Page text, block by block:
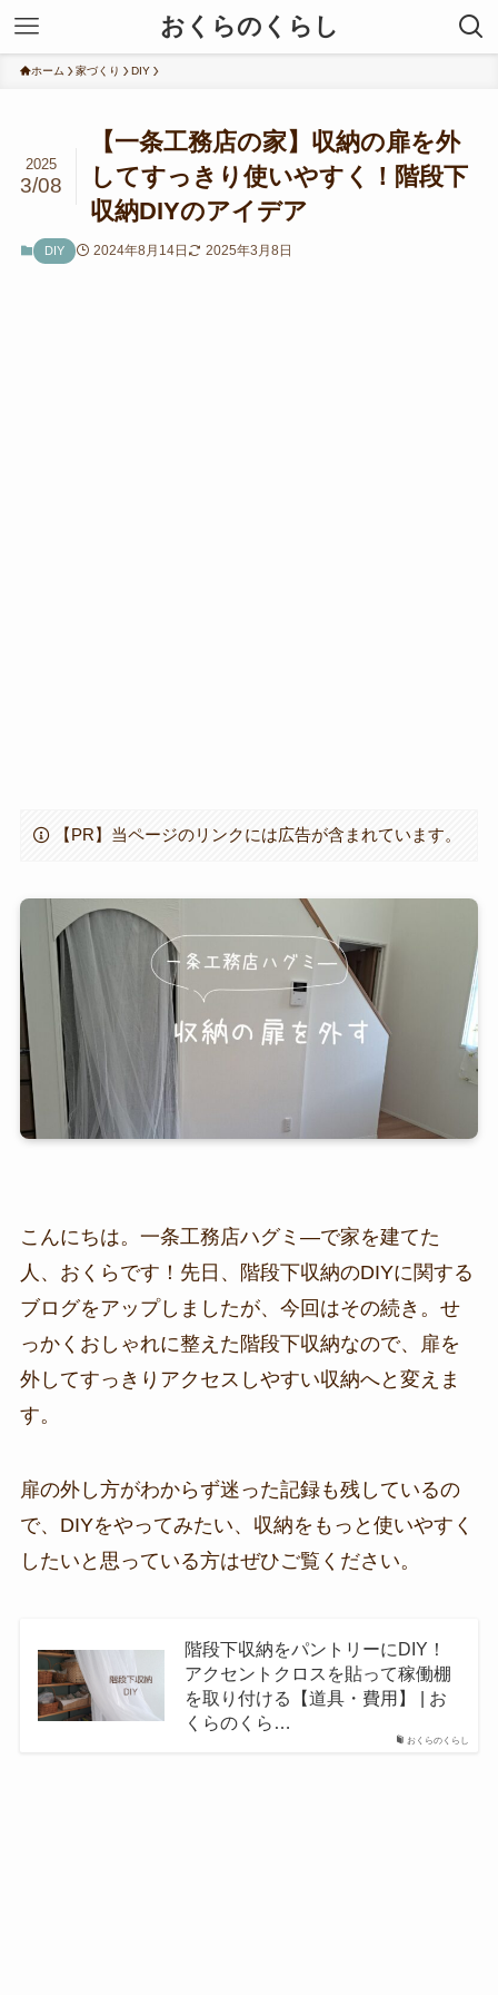
おくらのくらし
ホーム 家づくり DIY
【一条工務店の家】収納の扉を外
してすっきり使いやすく！階段下
収納DIYのアイデア
2025
3/08
DIY 2024年8月14日 2025年3月8日
【PR】当ページのリンクには広告が含まれています。
こんにちは。一条工務店ハグミ―で家を建てた
人、おくらです！先日、階段下収納のDIYに関する
ブログをアップしましたが、今回はその続き。せ
っかくおしゃれに整えた階段下収納なので、扉を
外してすっきりアクセスしやすい収納へと変えま
す。
扉の外し方がわからず迷った記録も残しているの
で、DIYをやってみたい、収納をもっと使いやすく
したいと思っている方はぜひご覧ください。
おくらのくらし
階段下収納をパントリーにDIY！
アクセントクロスを貼って稼働棚
を取り付ける【道具・費用】 | お
くらのくら…